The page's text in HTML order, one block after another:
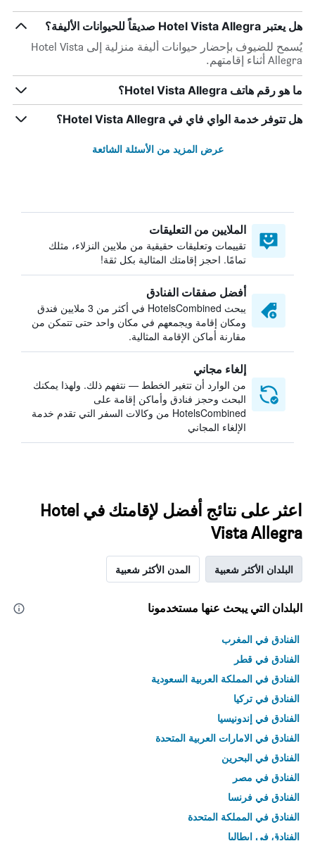
هل يعتبر Hotel Vista Allegra صديقاً للحيوانات الأليفة؟
يُسمح للضيوف بإحضار حيوانات أليفة منزلية إلى Hotel Vista
Allegra أثناء إقامتهم.
ما هو رقم هاتف Hotel Vista Allegra؟
هل تتوفر خدمة الواي فاي في Hotel Vista Allegra؟
عرض المزيد من الأسئلة الشائعة
الملايين من التعليقات
تقييمات وتعليقات حقيقية من ملايين النزلاء، مثلك
تمامًا. احجز إقامتك المثالية بكل ثقة!
أفضل صفقات الفنادق
يبحث HotelsCombined في أكثر من 3 ملايين فندق
ومكان إقامة ويجمعهم في مكان واحد حتى تتمكن من
مقارنة أماكن الإقامة المثالية.
إلغاء مجاني
من الوارد أن تتغير الخطط — نتفهم ذلك. ولهذا يمكنك
البحث وحجز فنادق وأماكن إقامة على
HotelsCombined من وكالات السفر التي تقدم خدمة
الإلغاء المجاني
اعثر على نتائج أفضل لإقامتك في Hotel
Vista Allegra
البلدان الأكثر شعبية المدن الأكثر شعبية
البلدان التي يبحث عنها مستخدمونا
الفنادق في المغرب
الفنادق في قطر
الفنادق في المملكة العربية السعودية
الفنادق في تركيا
الفنادق في إندونيسيا
الفنادق في الامارات العربية المتحدة
الفنادق في البحرين
الفنادق في مصر
الفنادق في فرنسا
الفنادق في المملكة المتحدة
الفنادق في إيطاليا